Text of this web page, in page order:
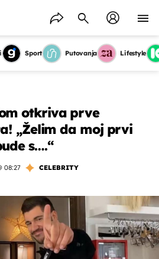
Sport Putovanja Lifestyle
otkriva prve
„Želim da moj prvi
s….“
08:27
CELEBRITY
OBAVIJESTI